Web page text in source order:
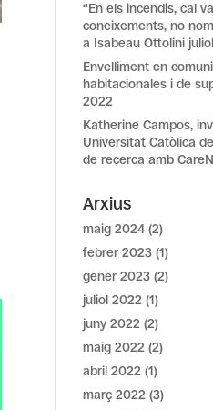
“En els incendis, cal
coneixements, no
a Isabeau Ottolini
Envelliment en
habitacionales i de
2022
Katherine Campos,
Universitat Catòlica
de recerca amb
Arxius
maig 2024 (2)
febrer 2023 (1)
gener 2023 (2)
juliol 2022 (1)
juny 2022 (2)
maig 2022 (2)
abril 2022 (1)
març 2022 (3)